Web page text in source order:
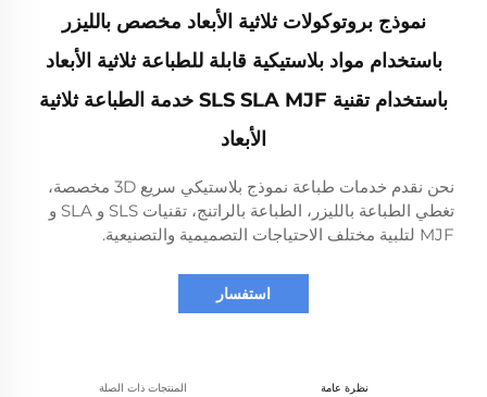
نموذج بروتوكولات ثلاثية الأبعاد مخصص بالليزر
باستخدام مواد بلاستيكية قابلة للطباعة ثلاثية الأبعاد
باستخدام تقنية SLS SLA MJF خدمة الطباعة ثلاثية
الأبعاد
نحن نقدم خدمات طباعة نموذج بلاستيكي سريع 3D مخصصة،
تغطي الطباعة بالليزر، الطباعة بالراتنج، تقنيات SLS و SLA و
MJF لتلبية مختلف الاحتياجات التصميمية والتصنيعية.
استفسار
نظرة عامة المنتجات ذات الصلة